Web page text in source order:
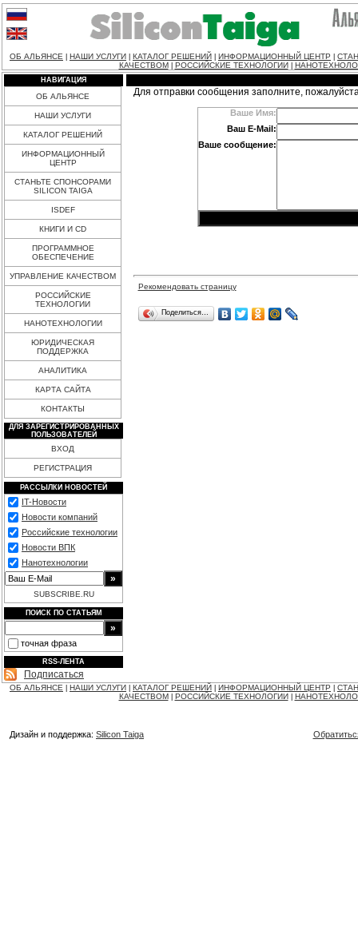
ОБ АЛЬЯНСЕ НАШИ УСЛУГИ КАТАЛОГ РЕШЕНИЙ ИНФОРМАЦИОННЫЙ ЦЕНТР
КАЧЕСТВОМ
РОССИЙСКИЕ ТЕХНОЛОГИИ
НАВИГАЦИЯ
ОБ АЛЬЯНСЕ
НАШИ УСЛУГИ
КАТАЛОГ РЕШЕНИЙ
ИНФОРМАЦИОННЫЙ
ЦЕНТР
СТАНЬТЕ СПОНСОРАМИ
SILICON TAIGA
ISDEF
КНИГИ И CD
ПРОГРАММНОЕ
ОБЕСПЕЧЕНИЕ
УПРАВЛЕНИЕ КАЧЕСТВОМ
РОССИЙСКИЕ
ТЕХНОЛОГИИ
НАНОТЕХНОЛОГИИ
ЮРИДИЧЕСКАЯ
ПОДДЕРЖКА
АНАЛИТИКА
КАРТА САЙТА
КОНТАКТЫ
ДЛЯ ЗАРЕГИСТРИРОВАННЫХ
ПОЛЬЗОВАТЕЛЕЙ
ВХОД
РЕГИСТРАЦИЯ
РАССЫЛКИ НОВОСТЕЙ
IT-Новости
Новости компаний
Российские технологии
Новости ВПК
Нанотехнологии
SUBSCRIBE.RU
ПОИСК ПО СТАТЬЯМ
точная фраза
RSS-ЛЕНТА
Подписаться
Для отправки сообщения заполните,
Ваше Имя:
Ваш E-Mail:
Ваше сообщение:
Рекомендовать страницу
Поделиться…
ОБ АЛЬЯНСЕ НАШИ УСЛУГИ КАТАЛОГ РЕШЕНИЙ ИНФОРМАЦИОННЫЙ ЦЕНТР
КАЧЕСТВОМ
РОССИЙСКИЕ ТЕХНОЛОГИИ
Дизайн и поддержка: Silicon Taiga